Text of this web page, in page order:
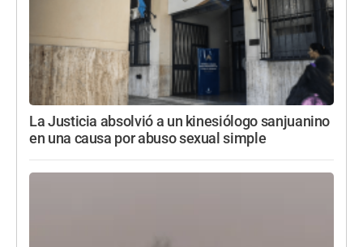
La Justicia absolvió a un kinesiólogo sanjuanino
en una causa por abuso sexual simple